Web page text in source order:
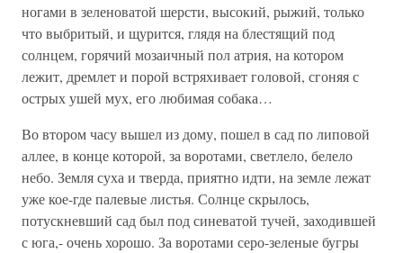
ногами в зеленоватой шерсти, высокий, рыжий, только
что выбритый, и щурится, глядя на блестящий под
солнцем, горячий мозаичный пол атрия, на котором
лежит, дремлет и порой встряхивает головой, сгоняя с
острых ушей мух, его любимая собака…
Во втором часу вышел из дому, пошел в сад по липовой
аллее, в конце которой, за воротами, светлело, белело
небо. Земля суха и тверда, приятно идти, на земле лежат
уже кое-где палевые листья. Солнце скрылось,
потускневший сад был под синеватой тучей, заходившей
с юга,- очень хорошо. За воротами серо-зеленые бугры